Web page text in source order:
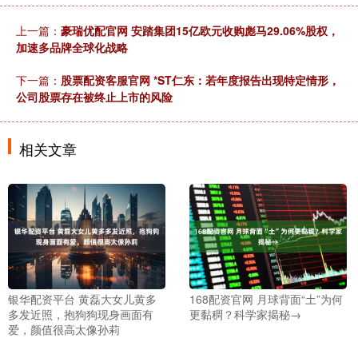
上一篇： 豪瑞优配官网 安踏集团15亿欧元收购彪马29.06%股权，
加速多品牌全球化战略
下一篇： 股票配资客服官网 *ST仁东：若年度报告出现特定情形，
公司股票存在被终止上市的风险
相关文章
银华配资平台 黄磊大女儿黄多
多发近照，抱狗狗现身画面有
爱，颜值很高太像孙莉
168配资官网 月球背面“土”为何
更黏稠？科学家揭秘→